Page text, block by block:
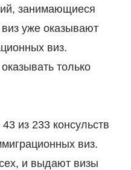
занимающиеся
уже оказывают
виз.
только
из 233 консульств
виз.
и выдают визы